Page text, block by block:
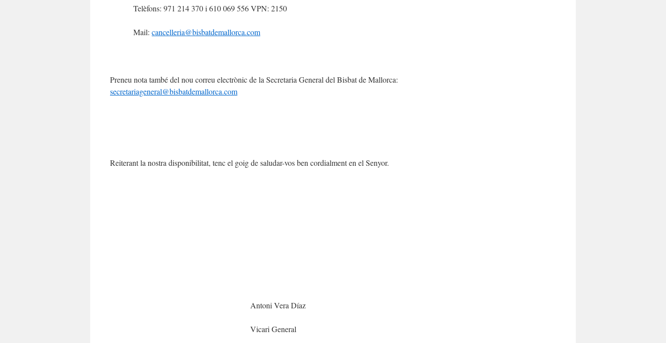
Telèfons: 971 214 370 i 610 069 556 VPN: 2150
Mail:cancelleria@bisbatdemallorca.com
Preneu nota també del nou correu electrònic de la Secretaria General del Bisbat de Mallorca:
secretariageneral@bisbatdemallorca.com
Reiterant la nostra disponibilitat, tenc el goig de saludar-vos ben cordialment en el Senyor.
Antoni Vera Díaz
Vicari General